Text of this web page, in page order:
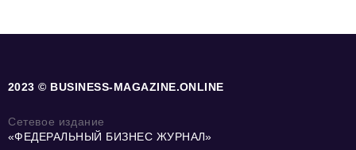
2023 © BUSINESS-MAGAZINE.ONLINE
Сетевое издание
«ФЕДЕРАЛЬНЫЙ БИЗНЕС ЖУРНАЛ»